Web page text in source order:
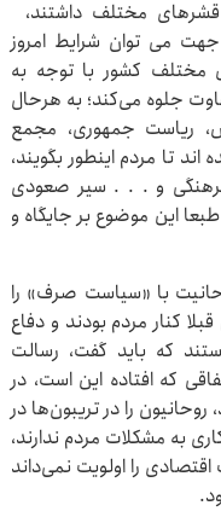
مختلف داشتند،
می توان شرایط امروز
مختلف کشور با توجه به
جلوه می‌کند؛ به هرحال
ریاست جمهوری، مجمع
تا مردم اینطور بگویند،
فرهنگی و . . . سیر صعودی
این موضوع بر جایگاه و
با «سیاست صرف» را
کنار مردم بودند و دفاع
که باید گفت، رسالت
که افتاده این است، در
را در تریبون‌ها در
به مشکلات مردم ندارند،
اقتصادی را اولویت نمی‌داند